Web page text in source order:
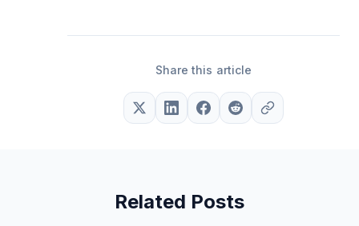
Share this article
Related Posts